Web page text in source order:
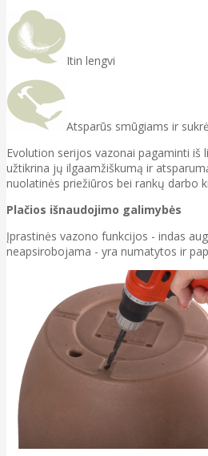
Itin lengvi
Atsparūs smūgiams ir
Evolution serijos vazonai pagaminti
užtikrina jų ilgaamžiškumą ir
nuolatinės priežiūros bei rankų darbo
Plačios išnaudojimo galimybės
Įprastinės vazono funkcijos - indas
neapsirobojama - yra numatytos ir